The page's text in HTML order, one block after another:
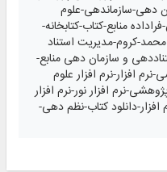
دهی-سازماندهی-علوم
منابع-کتاب-کتابخانه-
کروم-مدیریت استناد
و سازمان دهی منابع-
نرم افزار-نرم افزار علوم
نرم افزار نور-نرم افزار
افزار-دانلود کتاب-نظم دهی-